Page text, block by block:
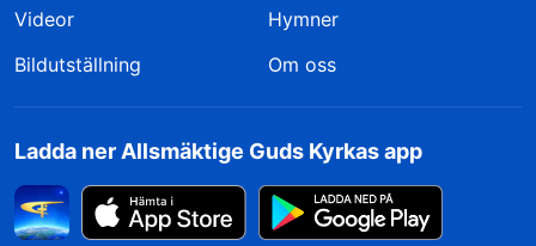
Videor
Hymner
Bildutställning
Om oss
Ladda ner Allsmäktige Guds Kyrkas app